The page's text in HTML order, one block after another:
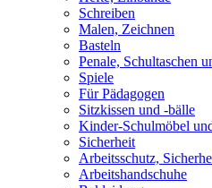
Schreiben
Malen, Zeichnen
Basteln
Penale, Schultaschen
Spiele
Für Pädagogen
Sitzkissen und -bälle
Kinder-Schulmöbel
Sicherheit
Arbeitsschutz,
Arbeitshandschuhe